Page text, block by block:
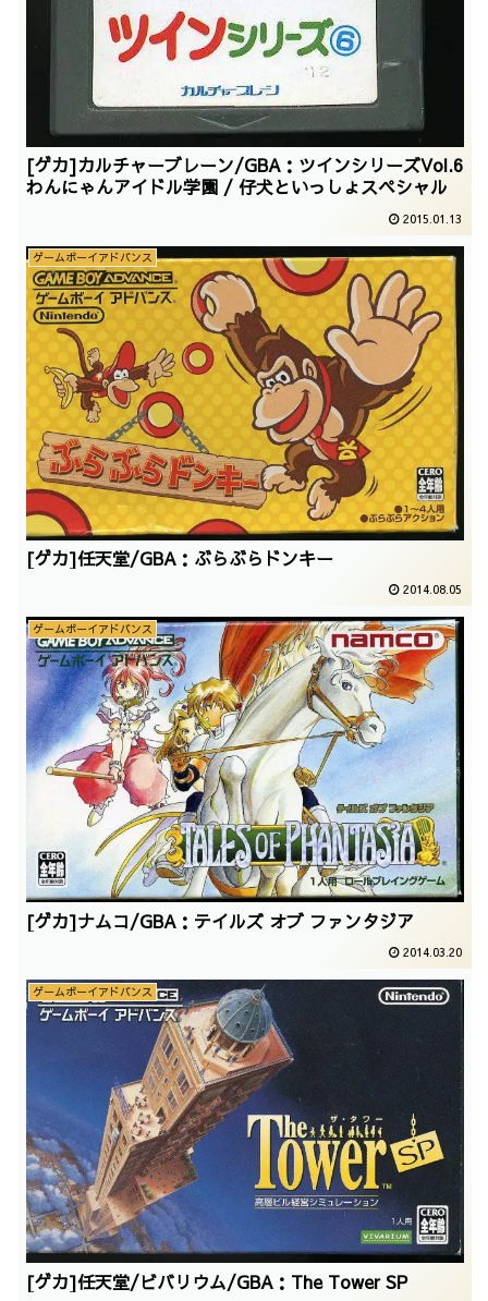
[ゲカ]カルチャーブレーン/GBA：ツインシリーズVol.6
わんにゃんアイドル学園 / 仔犬といっしょスペシャル
2015.01.13
ゲームボーイアドバンス
[ゲカ]任天堂/GBA：ぶらぶらドンキー
2014.08.05
ゲームボーイアドバンス
[ゲカ]ナムコ/GBA：テイルズ オブ ファンタジア
2014.03.20
ゲームボーイアドバンス
[ゲカ]任天堂/ビバリウム/GBA：The Tower SP